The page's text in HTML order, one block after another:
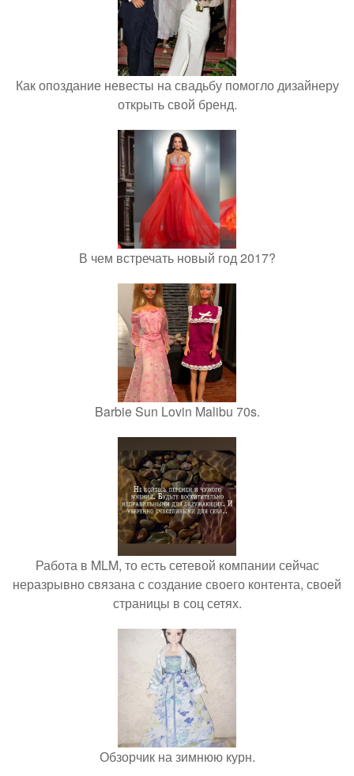
Как опоздание невесты на свадьбу помогло дизайнеру
открыть свой бренд.
В чем встречать новый год 2017?
Barbie Sun Lovin Malibu 70s.
Работа в MLM, то есть сетевой компании сейчас
неразрывно связана с создание своего контента, своей
страницы в соц сетях.
Обзорчик на зимнюю курн.